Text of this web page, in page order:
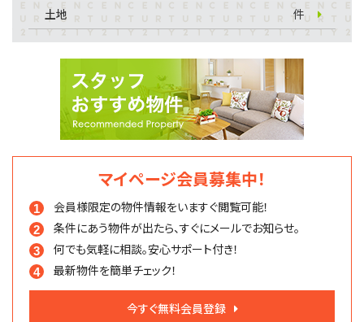
土地
件
マイページ会員募集中！
会員様限定の物件情報をいますぐ閲覧可能！
条件にあう物件が出たら、すぐにメールでお知らせ。
何でも気軽に相談。安心サポート付き！
最新物件を簡単チェック！
今すぐ無料会員登録